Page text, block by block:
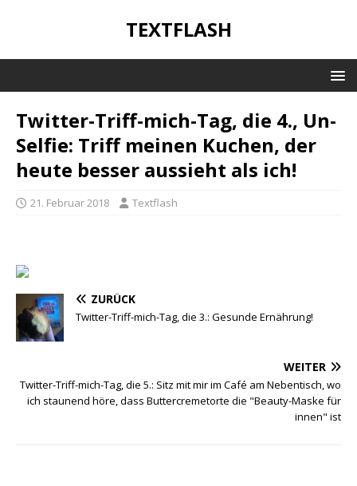
TEXTFLASH
Twitter-Triff-mich-Tag, die 4., Un-
Selfie: Triff meinen Kuchen, der
heute besser aussieht als ich!
21. Februar 2018 Textflash
ZURÜCK
Twitter-Triff-mich-Tag, die 3.: Gesunde Ernährung!
WEITER
Twitter-Triff-mich-Tag, die 5.: Sitz mit mir im Café am Nebentisch, wo
ich staunend höre, dass Buttercremetorte die "Beauty-Maske für
innen" ist